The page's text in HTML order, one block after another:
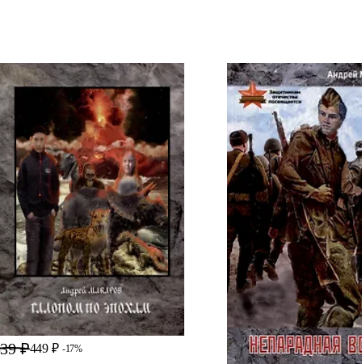
₽449 ₽ -17%